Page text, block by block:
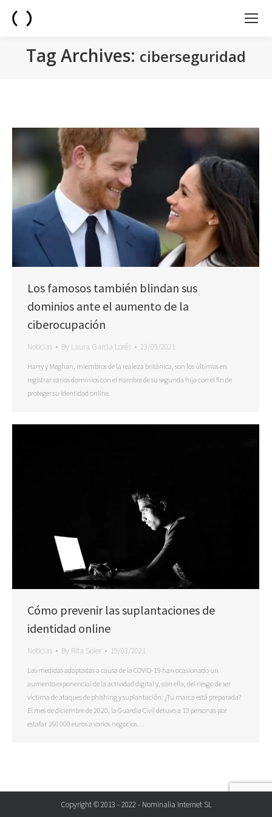
Tag Archives: ciberseguridad
Los famosos también blindan sus
dominios ante el aumento de la
ciberocupación
Noticias By Laura Garcia Lorés 23/09/2021
Harry y Meghan, miembros de la realeza británica, son los últimos en
registrar varios dominios con el nombre de su segunda hija con el fin de
proteger su identidad online.
Cómo prevenir las suplantaciones de
identidad online
Noticias By Rita Soler 19/03/2021
Las medidas adoptadas a causa de la COVID-19 han ocasionado un
aumento exponencial de la actividad digital y, con ella, del riesgo de ser
víctima de ataques de phishing y suplantación. ¿Tu marca está preparada?
El mes de diciembre de 2020, la Guardia Civil detuvo a 13 personas por
estafar 160 000 euros a varios negocios…
Copyright © 2013 - 2022 - Nominalia Internet SL